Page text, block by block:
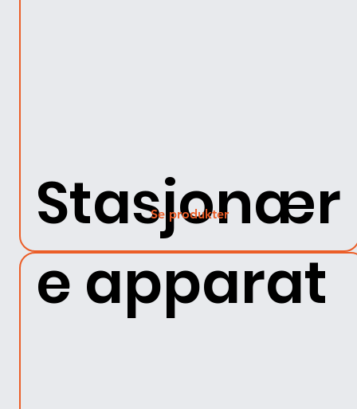
Stasjonær
e apparat
Se produkter